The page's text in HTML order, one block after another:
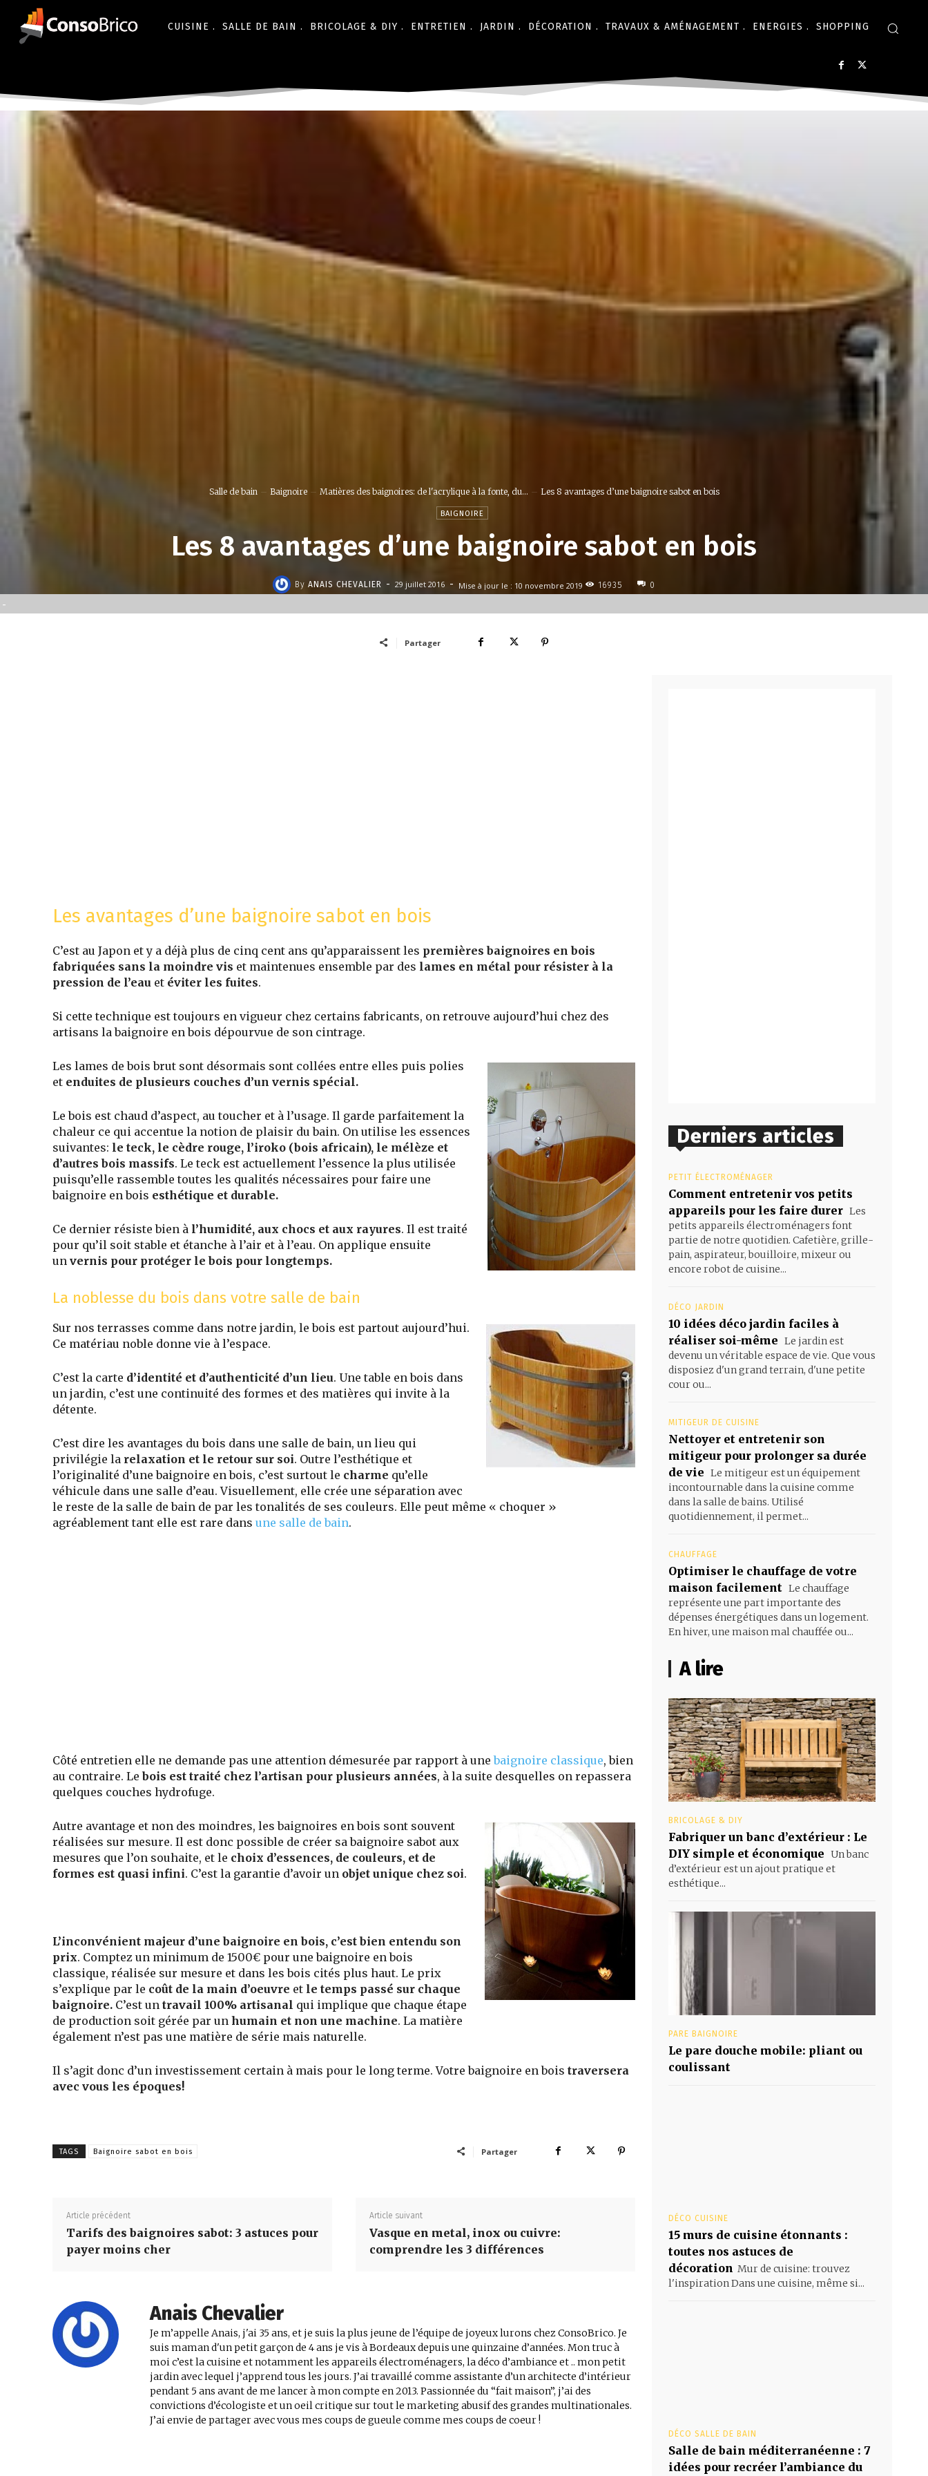
CUISINE . SALLE DE BAIN . BRICOLAGE & DIY . ENTRETIEN . JARDIN . DÉCORATION . TRAVAUX & AMÉNAGEMENT . ENERGIES . SHOPPING
-
Salle de bain Baignoire Matières des baignoires: de l'acrylique à la fonte, du... Les 8 avantages d’une baignoire sabot en bois
BAIGNOIRE
Les 8 avantages d’une baignoire sabot en bois
By ANAIS CHEVALIER - 29 juillet 2016 - Mise à jour le : 10 novembre 2019 16935 0
Partager
Les avantages d’une baignoire sabot en bois
C’est au Japon et y a déjà plus de cinq cent ans qu’apparaissent les premières baignoires en bois
fabriquées sans la moindre vis et maintenues ensemble par des lames en métal pour résister à la
pression de l’eau et éviter les fuites.
Si cette technique est toujours en vigueur chez certains fabricants, on retrouve aujourd’hui chez des
artisans la baignoire en bois dépourvue de son cintrage.
Les lames de bois brut sont désormais sont collées entre elles puis polies
et enduites de plusieurs couches d’un vernis spécial.
Le bois est chaud d’aspect, au toucher et à l’usage. Il garde parfaitement la
chaleur ce qui accentue la notion de plaisir du bain. On utilise les essences
suivantes: le teck, le cèdre rouge, l’iroko (bois africain), le mélèze et
d’autres bois massifs. Le teck est actuellement l’essence la plus utilisée
puisqu’elle rassemble toutes les qualités nécessaires pour faire une
baignoire en bois esthétique et durable.
Ce dernier résiste bien à l’humidité, aux chocs et aux rayures. Il est traité
pour qu’il soit stable et étanche à l’air et à l’eau. On applique ensuite
un vernis pour protéger le bois pour longtemps.
La noblesse du bois dans votre salle de bain
Sur nos terrasses comme dans notre jardin, le bois est partout aujourd’hui.
Ce matériau noble donne vie à l’espace.
C’est la carte d’identité et d’authenticité d’un lieu. Une table en bois dans
un jardin, c’est une continuité des formes et des matières qui invite à la
détente.
C’est dire les avantages du bois dans une salle de bain, un lieu qui
privilégie la relaxation et le retour sur soi. Outre l’esthétique et
l’originalité d’une baignoire en bois, c’est surtout le charme qu’elle
véhicule dans une salle d’eau. Visuellement, elle crée une séparation avec
le reste de la salle de bain de par les tonalités de ses couleurs. Elle peut même « choquer »
agréablement tant elle est rare dans une salle de bain.
Côté entretien elle ne demande pas une attention démesurée par rapport à unebaignoire classique, bien
au contraire. Lebois est traité chez l’artisan pour plusieurs années, à la suite desquelles on repassera
quelques couches hydrofuge.
Autre avantage et non des moindres, les baignoires en bois sont souvent
réalisées sur mesure. Il est donc possible de créer sa baignoire sabot aux
mesures que l’on souhaite, et le choix d’essences, de couleurs, et de
formes est quasi infini. C’est la garantie d’avoir un objet unique chez soi.
L’inconvénient majeur d’une baignoire en bois, c’est bien entendu son
prix. Comptez un minimum de 1500€ pour une baignoire en bois
classique, réalisée sur mesure et dans les bois cités plus haut. Le prix
s’explique par le coût de la main d’oeuvre et le temps passé sur chaque
baignoire. C’est un travail 100% artisanal qui implique que chaque étape
de production soit gérée par un humain et non une machine. La matière
également n’est pas une matière de série mais naturelle.
Il s’agit donc d’un investissement certain à mais pour le long terme. Votre baignoire en bois traversera
avec vous les époques!
TAGS Baignoire sabot en bois Partager
Article précédent
Tarifs des baignoires sabot: 3 astuces pour
payer moins cher
Article suivant
Vasque en metal, inox ou cuivre:
comprendre les 3 différences
Anais Chevalier
Je m’appelle Anais, j'ai 35 ans, et je suis la plus jeune de l’équipe de joyeux lurons chez ConsoBrico. Je
suis maman d'un petit garçon de 4 ans je vis à Bordeaux depuis une quinzaine d’années. Mon truc à
moi c’est la cuisine et notamment les appareils électroménagers, la déco d’ambiance et .. mon petit
jardin avec lequel j’apprend tous les jours. J’ai travaillé comme assistante d’un architecte d’intérieur
pendant 5 ans avant de me lancer à mon compte en 2013. Passionnée du “fait maison”, j’ai des
convictions d’écologiste et un oeil critique sur tout le marketing abusif des grandes multinationales.
J’ai envie de partager avec vous mes coups de gueule comme mes coups de coeur !
Derniers articles
PETIT ÉLECTROMÉNAGER
Comment entretenir vos petits
appareils pour les faire durer Les
petits appareils électroménagers font
partie de notre quotidien. Cafetière, grille-
pain, aspirateur, bouilloire, mixeur ou
encore robot de cuisine...
DÉCO JARDIN
10 idées déco jardin faciles à
réaliser soi-même Le jardin est
devenu un véritable espace de vie. Que vous
disposiez d'un grand terrain, d'une petite
cour ou...
MITIGEUR DE CUISINE
Nettoyer et entretenir son
mitigeur pour prolonger sa durée
de vie Le mitigeur est un équipement
incontournable dans la cuisine comme
dans la salle de bains. Utilisé
quotidiennement, il permet...
CHAUFFAGE
Optimiser le chauffage de votre
maison facilement Le chauffage
représente une part importante des
dépenses énergétiques dans un logement.
En hiver, une maison mal chauffée ou...
A lire
BRICOLAGE & DIY
Fabriquer un banc d’extérieur : Le
DIY simple et économique Un banc
d’extérieur est un ajout pratique et
esthétique...
PARE BAIGNOIRE
Le pare douche mobile: pliant ou
coulissant
DÉCO CUISINE
15 murs de cuisine étonnants :
toutes nos astuces de
décoration Mur de cuisine: trouvez
l'inspiration Dans une cuisine, même si...
DÉCO SALLE DE BAIN
Salle de bain méditerranéenne : 7
idées pour recréer l’ambiance du